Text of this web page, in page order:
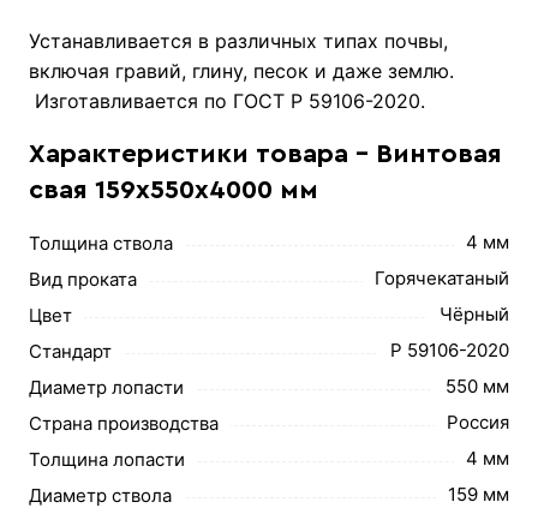
Устанавливается в различных типах почвы,
включая гравий, глину, песок и даже землю.
Изготавливается по ГОСТ Р 59106-2020.
Характеристики товара - Винтовая
свая 159х550х4000 мм
Толщина ствола
4 мм
Вид проката
Горячекатаный
Цвет
Чёрный
Стандарт
Р 59106-2020
Диаметр лопасти
550 мм
Страна производства
Россия
Толщина лопасти
4 мм
Диаметр ствола
159 мм